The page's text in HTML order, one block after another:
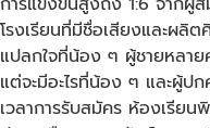
โรงเรียนที่มีชื่อเสียงและผลิ
แปลกใจที่น้อง ๆ ผู้ชายหลาย
แต่จะมีอะไรที่น้อง ๆ และผู้ป
เวลาการรับสมัคร ห้องเรีย